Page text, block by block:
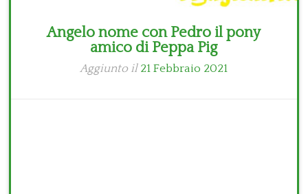
Angelo nome con Pedro il pony
amico di Peppa Pig
Aggiunto il 21 Febbraio 2021